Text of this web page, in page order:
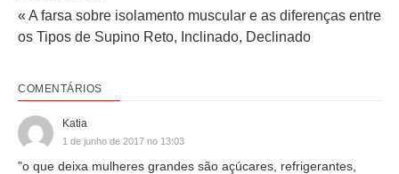
« A farsa sobre isolamento muscular e as diferenças entre
os Tipos de Supino Reto, Inclinado, Declinado
COMENTÁRIOS
Katia
1 de junho de 2017 no 13:03
"o que deixa mulheres grandes são açúcares, refrigerantes,